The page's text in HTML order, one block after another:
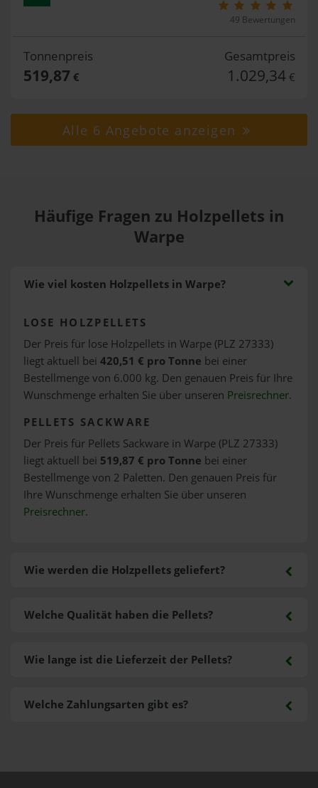
49 Bewertungen
Tonnenpreis
519,87 €
Gesamtpreis
1.029,34 €
Alle 6 Angebote anzeigen
Häufige Fragen zu Holzpellets in
Warpe
Wie viel kosten Holzpellets in Warpe?
LOSE HOLZPELLETS
Der Preis für lose Holzpellets in Warpe (PLZ 27333)
liegt aktuell bei 420,51 € pro Tonne bei einer
Bestellmenge von 6.000 kg. Den genauen Preis für Ihre
Wunschmenge erhalten Sie über unseren Preisrechner.
PELLETS SACKWARE
Der Preis für Pellets Sackware in Warpe (PLZ 27333)
liegt aktuell bei 519,87 € pro Tonne bei einer
Bestellmenge von 2 Paletten. Den genauen Preis für
Ihre Wunschmenge erhalten Sie über unseren
Preisrechner.
Wie werden die Holzpellets geliefert?
Welche Zahlungsarten gibt es?
Welche Qualität haben die Pellets?
Wie lange ist die Lieferzeit der Pellets?